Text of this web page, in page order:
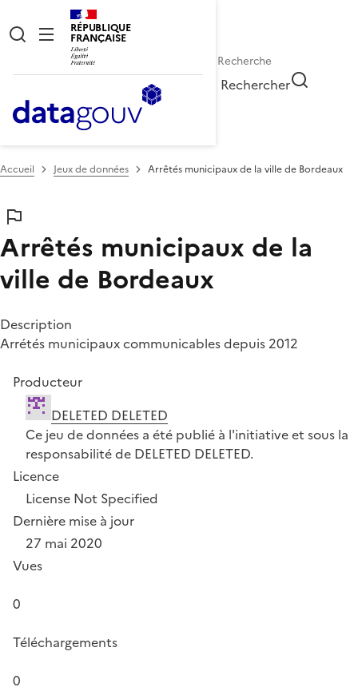
RÉPUBLIQUE
FRANÇAISE
Rechercher
Accueil Jeux de données Arrêtés municipaux de la ville de Bordeaux
Arrêtés municipaux de la
ville de Bordeaux
Description
Arrétés municipaux communicables depuis 2012
Producteur
DELETED DELETED
Ce jeu de données a été publié à l'initiative et sous la
responsabilité de DELETED DELETED.
Licence
License Not Specified
Dernière mise à jour
27 mai 2020
Vues
0
Téléchargements
0